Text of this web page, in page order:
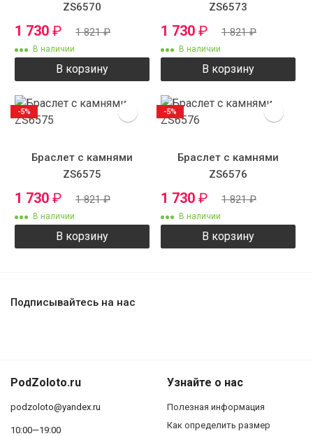
ZS6570
1 730 ₽ 1 821₽
В наличии
В корзину
ZS6573
1 730 ₽ 1 821₽
В наличии
В корзину
Браслет с камнями
ZS6575
1 730 ₽ 1 821₽
В наличии
В корзину
-5%
Браслет с камнями
ZS6576
1 730 ₽ 1 821₽
В наличии
В корзину
-5%
Подписывайтесь на нас
PodZoloto.ru
podzoloto@yandex.ru
10:00—19:00
Узнайте о нас
Полезная информация
Как определить размер